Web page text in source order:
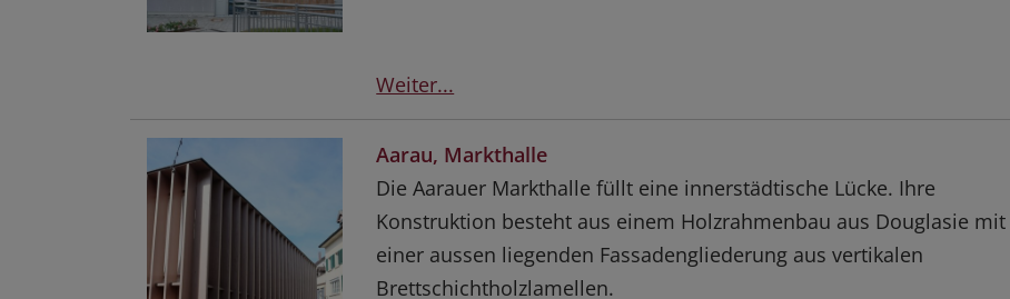
Weiter...
Aarau, Markthalle
Die Aarauer Markthalle füllt eine innerstädtische Lücke. Ihre
Konstruktion besteht aus einem Holzrahmenbau aus Douglasie mit
einer aussen liegenden Fassadengliederung aus vertikalen
Brettschichtholzlamellen.